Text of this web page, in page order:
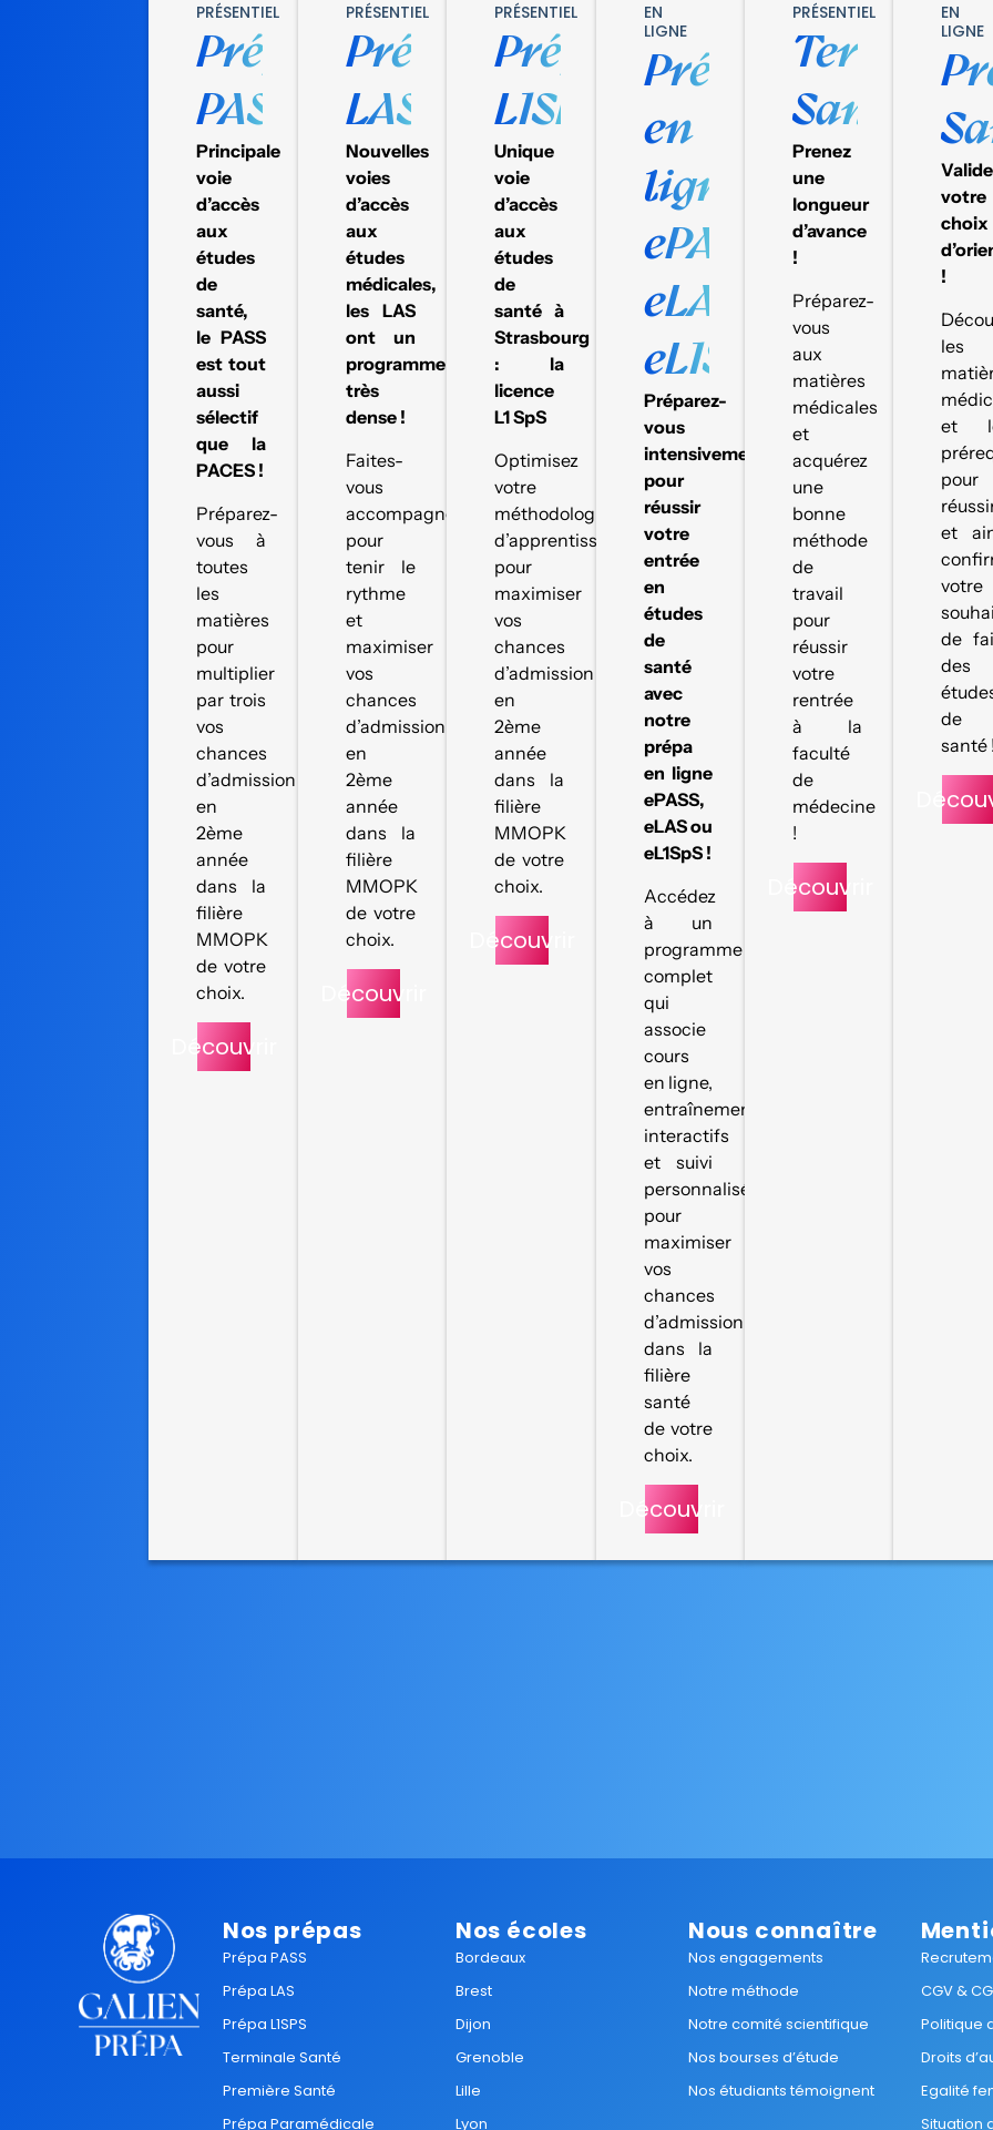
PRÉSENTIEL
Prépa
PASS
Principale
voie
d’accès
aux
études
de
santé,
le PASS
est tout
aussi
sélectif
que la
PACES !
Préparez-
vous à
toutes
les
matières
pour
multiplier
par trois
vos
chances
d’admission
en
2ème
année
dans la
filière
MMOPK
de votre
choix.
Découvrir
PRÉSENTIEL
Prépa
LAS
Nouvelles
voies
d’accès
aux
études
médicales,
les LAS
ont un
programme
très
dense !
Faites-
vous
accompagner
pour
tenir le
rythme
et
maximiser
vos
chances
d’admission
en
2ème
année
dans la
filière
MMOPK
de votre
choix.
Découvrir
PRÉSENTIEL
Prépa
L1SPS
Unique
voie
d’accès
aux
études
de
santé à
Strasbourg
: la
licence
L1 SpS
Optimisez
votre
méthodologie
d’apprentissage
pour
maximiser
vos
chances
d’admission
en
2ème
année
dans la
filière
MMOPK
de votre
choix.
Découvrir
EN
LIGNE
Prépa
en
ligne
ePASS,
eLAS,
eL1SpS
Préparez-
vous
intensivement
pour
réussir
votre
entrée
en
études
de
santé
avec
notre
prépa
en ligne
ePASS,
eLAS ou
eL1SpS !
Accédez
à un
programme
complet
qui
associe
cours
en ligne,
entraînements
interactifs
et suivi
personnalisé
pour
maximiser
vos
chances
d’admission
dans la
filière
santé
de votre
choix.
Découvrir
PRÉSENTIEL
Santé
Prenez
une
longueur
d’avance
!
Préparez-
vous
aux
matières
médicales
et
acquérez
une
bonne
méthode
de
travail
pour
réussir
votre
rentrée
à la
faculté
de
médecine
!
Découvrir
EN
LIGNE
votre
choix
!
les
et
pour
et
votre
de
des
de
santé !
Nos prépas
Prépa PASS
Prépa LAS
Prépa L1SPS
Terminale Santé
Première Santé
Prépa Paramédicale
Nos écoles
Bordeaux
Brest
Dijon
Grenoble
Lille
Lyon
Nous connaître
Nos engagements
Notre méthode
Notre comité scientifique
Nos bourses d’étude
Nos étudiants témoignent
CGV &
Politique
Droits
Egalité
Situation